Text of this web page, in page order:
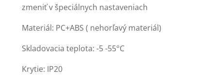
zmeniť v špeciálnych nastaveniach
Materiál: PC+ABS ( nehorľavý materiál)
Skladovacia teplota: -5 -55°C
Krytie: IP20